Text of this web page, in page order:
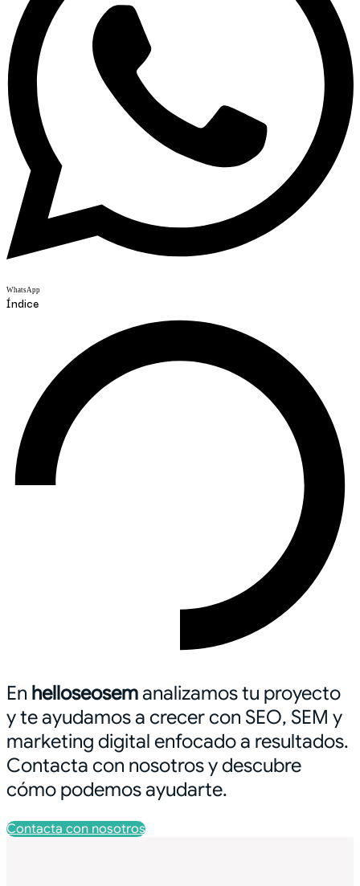
WhatsApp
Índice
En helloseosemanalizamos tu proyecto
y te ayudamos a crecer con SEO, SEM y
marketing digital enfocado a resultados.
Contacta con nosotros y descubre
cómo podemos ayudarte.
Contacta con nosotros